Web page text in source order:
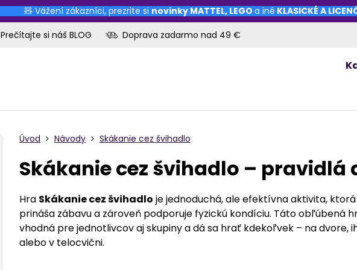
🧸 Vážení zákazníci, prezrite si novinky MATTEL, LEGO a iné KLASICKÉ A
Prečítajte si náš BLOG Doprava zadarmo nad 49 €
Úvod Návody Skákanie cez švihadlo
Skákanie cez švihadlo – pravidlá
Hra Skákanie cez švihadlo je jednoduchá, ale efektívna aktivita, ktorá
prináša zábavu a zároveň podporuje fyzickú kondíciu. Táto obľúbená
vhodná pre jednotlivcov aj skupiny a dá sa hrať kdekoľvek – na dvore,
alebo v telocvični.